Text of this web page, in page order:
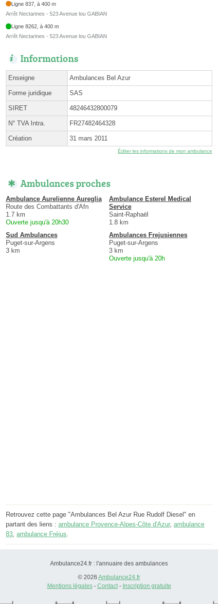
Ligne 837, à 400 m
Arrêt Nectarines - 523 Avenue lou GABIAN
Ligne 8262, à 400 m
Arrêt Nectarines - 523 Avenue lou GABIAN
Informations
Enseigne Ambulances Bel Azur
Forme juridique SAS
SIRET 48246432800079
N° TVA Intra. FR27482464328
Création 31 mars 2011
Éditer les informations de mon ambulance
Ambulances proches
Ambulance Aurelienne Aureglia
Route des Combattants d'Afn
1.7 km
Ouverte jusqu'à 20h30
Ambulance Esterel Medical
Service
Saint-Raphaël
1.8 km
Sud Ambulances
Puget-sur-Argens
3 km
Ambulances Frejusiennes
Puget-sur-Argens
3 km
Ouverte jusqu'à 20h
Retrouvez cette page "Ambulances Bel Azur Rue Rudolf Diesel" en
partant des liens : ambulance Provence-Alpes-Côte d'Azur, ambulance
83, ambulance Fréjus.
Ambulance24.fr : l'annuaire des ambulances
© 2026 Ambulance24.fr
Mentions légales- Contact- Inscription gratuite